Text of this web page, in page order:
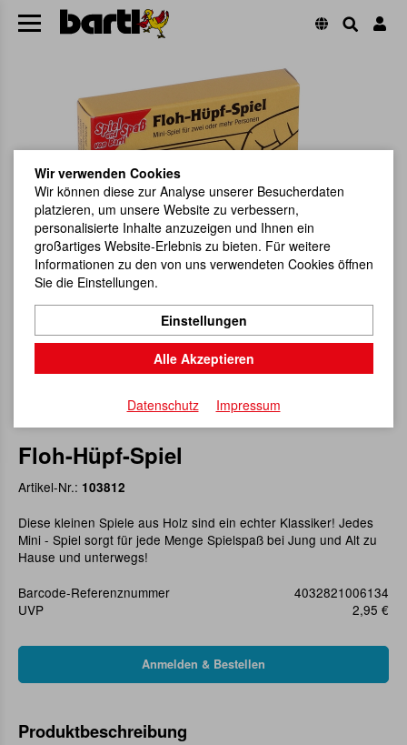
Floh-Hüpf-Spiel
Artikel-Nr.: 103812
Diese kleinen Spiele aus Holz sind ein echter Klassiker! Jedes
Mini - Spiel sorgt für jede Menge Spielspaß bei Jung und Alt zu
Hause und unterwegs!
Barcode-Referenznummer
4032821006134
UVP
2,95 €
Produktbeschreibung
Wir verwenden Cookies
Wir können diese zur Analyse unserer Besucherdaten
platzieren, um unsere Website zu verbessern,
personalisierte Inhalte anzuzeigen und Ihnen ein
großartiges Website-Erlebnis zu bieten. Für weitere
Informationen zu den von uns verwendeten Cookies öffnen
Sie die Einstellungen.
Einstellungen
Alle Akzeptieren
Datenschutz Impressum